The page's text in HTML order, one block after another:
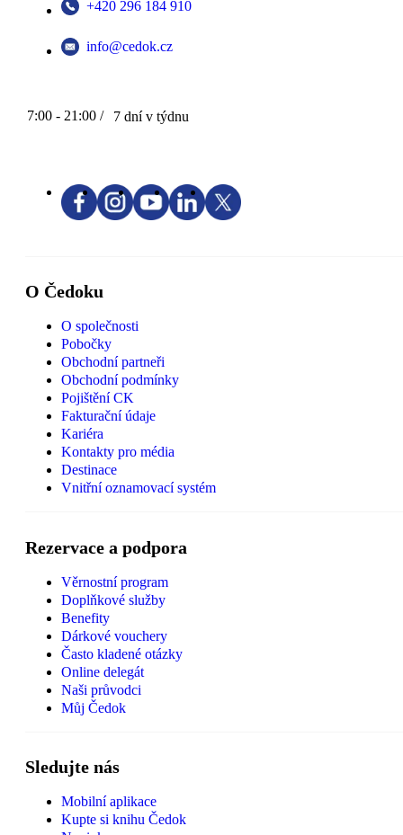
+420 296 184 910
info@cedok.cz
7:00 - 21:00 / 7 dní v týdnu
O Čedoku
O společnosti
Pobočky
Obchodní partneři
Obchodní podmínky
Pojištění CK
Fakturační údaje
Kariéra
Kontakty pro média
Destinace
Vnitřní oznamovací systém
Rezervace a podpora
Věrnostní program
Doplňkové služby
Benefity
Dárkové vouchery
Často kladené otázky
Online delegát
Naši průvodci
Můj Čedok
Sledujte nás
Mobilní aplikace
Kupte si knihu Čedok